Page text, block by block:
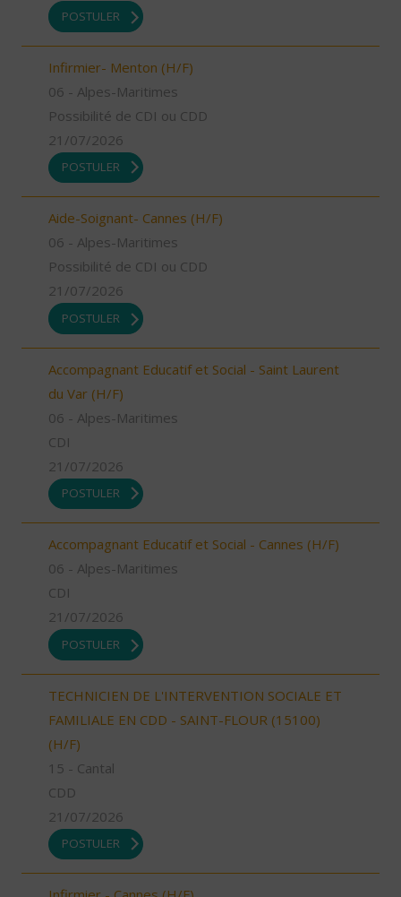
POSTULER
Infirmier- Menton (H/F)
06 - Alpes-Maritimes
Possibilité de CDI ou CDD
21/07/2026
POSTULER
Aide-Soignant- Cannes (H/F)
06 - Alpes-Maritimes
Possibilité de CDI ou CDD
21/07/2026
POSTULER
Accompagnant Educatif et Social - Saint Laurent
du Var (H/F)
06 - Alpes-Maritimes
CDI
21/07/2026
POSTULER
Accompagnant Educatif et Social - Cannes (H/F)
06 - Alpes-Maritimes
CDI
21/07/2026
POSTULER
TECHNICIEN DE L'INTERVENTION SOCIALE ET
FAMILIALE EN CDD - SAINT-FLOUR (15100)
(H/F)
15 - Cantal
CDD
21/07/2026
POSTULER